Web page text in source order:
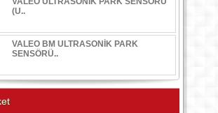
(U..
VALEO BM ULTRASONİK PARK
SENSÖRÜ..